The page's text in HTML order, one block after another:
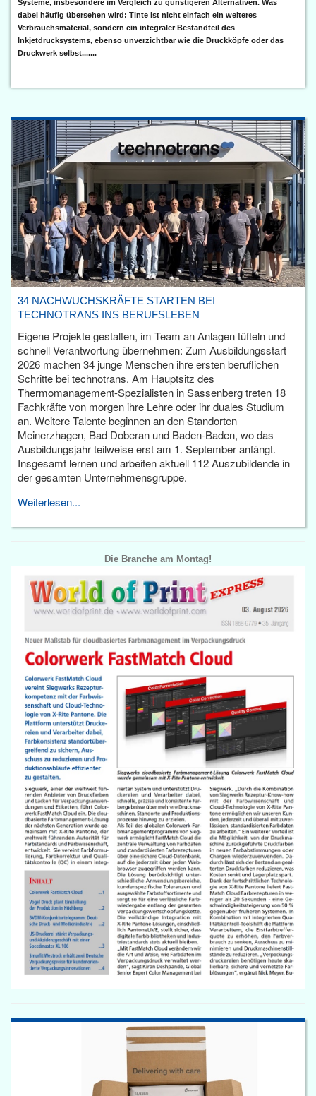
Systeme, insbesondere im Vergleich zu günstigeren Alternativen. Was
dabei häufig übersehen wird: Tinte ist nicht einfach ein weiteres
Verbrauchsmaterial, sondern ein integraler Bestandteil des
Inkjetdrucksystems, ebenso unverzichtbar wie die Druckköpfe oder das
Druckwerk selbst.......
34 NACHWUCHSKRÄFTE STARTEN BEI
TECHNOTRANS INS BERUFSLEBEN
Eigene Projekte gestalten, im Team an Anlagen tüfteln und
schnell Verantwortung übernehmen: Zum Ausbildungsstart
2026 machen 34 junge Menschen ihre ersten beruflichen
Schritte bei technotrans. Am Hauptsitz des
Thermomanagement-Spezialisten in Sassenberg treten 18
Fachkräfte von morgen ihre Lehre oder ihr duales Studium
an. Weitere Talente beginnen an den Standorten
Meinerzhagen, Bad Doberan und Baden-Baden, wo das
Ausbildungsjahr teilweise erst am 1. September anfängt.
Insgesamt lernen und arbeiten aktuell 112 Auszubildende in
der gesamten Unternehmensgruppe.
Weiterlesen...
Die Branche am Montag!